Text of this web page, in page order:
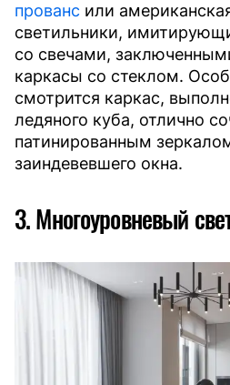
прованс или
светильники,
со свечами,
каркасы со стеклом.
смотрится каркас,
ледяного куба, отлично
патинированным
заиндевевшего окна.
3. Многоуровневый